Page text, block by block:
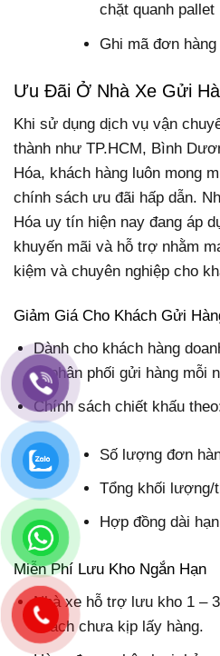
chặt quanh pallet
Ghi mã đơn
Ưu Đãi Ở Nhà Xe Gửi
Khi sử dụng dịch vụ vận
thành như TP.HCM, Bình
Hóa, khách hàng luôn mong
chính sách ưu đãi hấp dẫn.
Hóa uy tín hiện nay đang áp
khuyến mãi và hỗ trợ nhằm
kiệm và chuyên nghiệp cho
Giảm Giá Cho Khách Gửi
Dành cho khách hàng
lý phân phối gửi hàng mỗi
Chính sách chiết khấu
Số lượng đơn
Tổng khối lượng/
Hợp đồng dài hạn
Miễn Phí Lưu Kho Ngắn Hạn
Nhà xe hỗ trợ lưu kho 1 –
khách chưa kịp lấy hàng.